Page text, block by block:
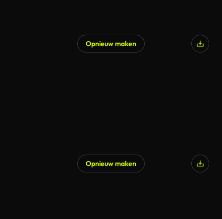
Opnieuw maken
Opnieuw maken